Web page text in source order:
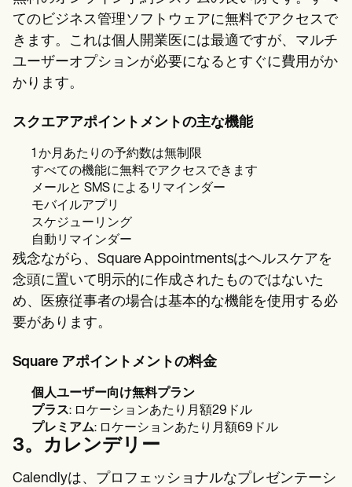
てのビジネス管理ソフトウェアに無料でアクセスで
きます。これは個人開業医には最適ですが、マルチ
ユーザーオプションが必要になるとすぐに費用がか
かります。
スクエアアポイントメントの主な機能
1 か月あたりの予約数は無制限
すべての機能に無料でアクセスできます
メールと SMS によるリマインダー
モバイルアプリ
スケジューリング
自動リマインダー
残念ながら、Square Appointmentsはヘルスケアを
念頭に置いて明示的に作成されたものではないた
め、医療従事者の場合は基本的な機能を使用する必
要があります。
Square アポイントメントの料金
個人ユーザー向け無料プラン
プラス: ロケーションあたり月額29ドル
プレミアム: ロケーションあたり月額69ドル
3。カレンデリー
Calendlyは、プロフェッショナルなプレゼンテーシ